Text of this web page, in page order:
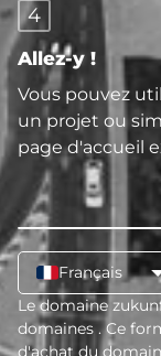
4
Allez-y !
Vous pouvez
un projet ou
page d'accueil
Français
Le domaine
domaines. Ce
d'achat du